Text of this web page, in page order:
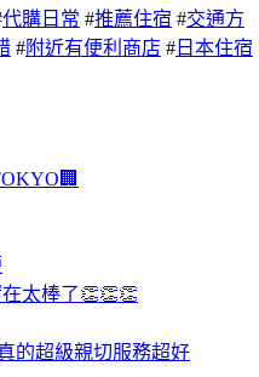
代購日常 #推薦住宿 #交通方
#附近有便利商店 # 日本住宿
太棒了👏👏👏
的超級親切服務超好